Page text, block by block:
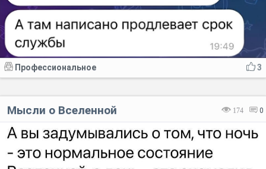
3
Профессиональное
174 0
Мысли о Вселенной